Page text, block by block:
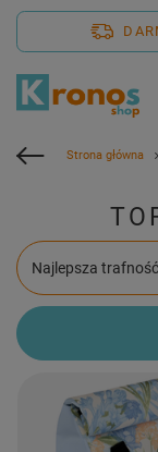
Strona główna
Zmień sortowanie
Najlepsza trafność